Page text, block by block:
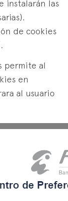
instalarán las
de cookies
permite al
en
al usuario